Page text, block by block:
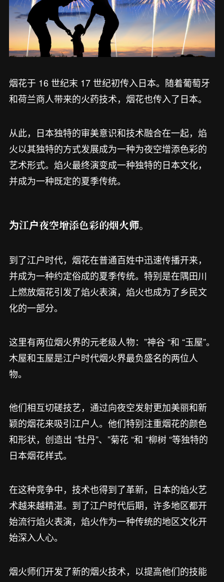
烟花于 16 世纪末 17 世纪初传入日本。随着葡萄牙
和荷兰商人带来的火药技术，烟花也传入了日本。
从此，日本独特的审美意识和技术融合在一起，焰
火以其独特的方式发展成为一种为夜空增添色彩的
艺术形式。焰火最终演变成一种独特的日本文化，
并成为一种既定的夏季传统。
为江户夜空增添色彩的烟火师。
到了江户时代，烟花在普通百姓中迅速传播开来，
并成为一种约定俗成的夏季传统。特别是在隅田川
上燃放烟花引发了焰火表演，焰火也成为了乡民文
化的一部分。
这里有两位烟火界的元老级人物：”神谷 “和 “玉屋”。
木屋和玉屋是江户时代烟火界最负盛名的两位人
物。
他们相互切磋技艺，通过向夜空发射更加美丽和新
颖的烟花来吸引江户人。他们特别注重烟花的颜色
和形状，创造出 “牡丹”、”菊花 “和 “柳树 “等独特的
日本烟花样式。
在这种竞争中，技术也得到了革新，日本的焰火艺
术越来越精湛。到了江户时代后期，许多地区都开
始流行焰火表演，焰火作为一种传统的地区文化开
始深入人心。
烟火师们开发了新的烟火技术，以提高他们的技能